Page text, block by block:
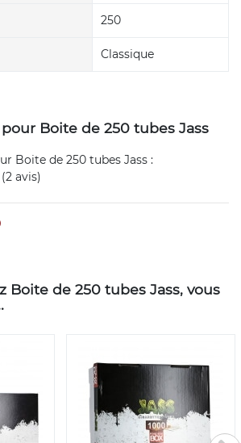
250
Classique
Boite de 250 tubes Jass
Boite de 250 tubes Jass :
2 avis)
Boite de 250 tubes Jass, vous